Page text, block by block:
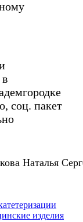
соц. пакет
Наталья
изделия